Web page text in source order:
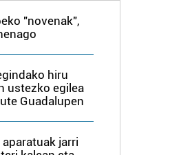
"novenak",
hiru
ustezko egilea
Guadalupen
aparatuak jarri